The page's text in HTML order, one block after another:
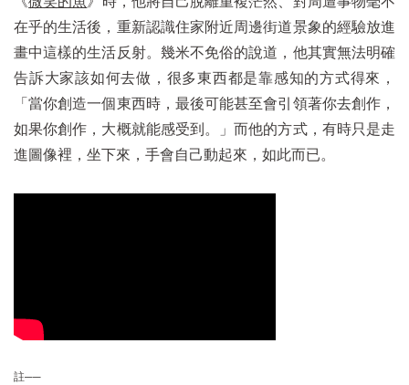
在乎的生活後，重新認識住家附近周邊街道景象的經驗放進
畫中這樣的生活反射。幾米不免俗的說道，他其實無法明確
告訴大家該如何去做，很多東西都是靠感知的方式得來，
「當你創造一個東西時，最後可能甚至會引領著你去創作，
如果你創作，大概就能感受到。」而他的方式，有時只是走
進圖像裡，坐下來，手會自己動起來，如此而已。
註──